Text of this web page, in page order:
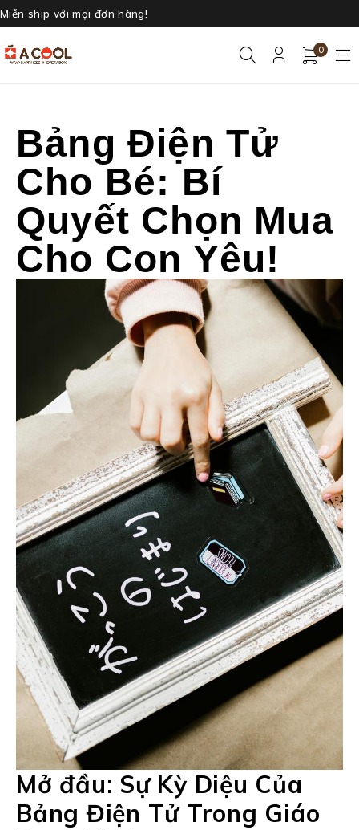
Miễn ship với mọi đơn hàng!
0
Bảng Điện Tử
Cho Bé: Bí
Quyết Chọn Mua
Cho Con Yêu!
Mở đầu: Sự Kỳ Diệu Của
Bảng Điện Tử Trong Giáo